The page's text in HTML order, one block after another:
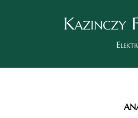
Kazinczy